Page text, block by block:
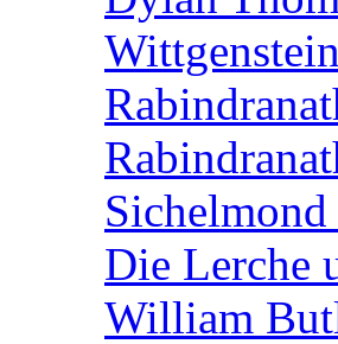
Die Lerche
William